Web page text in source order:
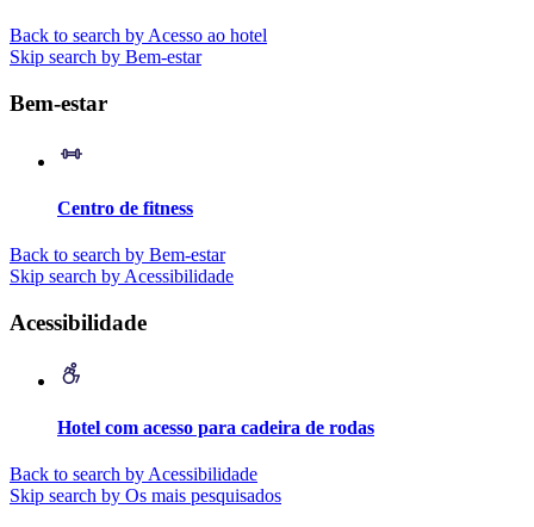
Back to search by Acesso ao hotel
Skip search by Bem-estar
Bem-estar
Centro de fitness
Back to search by Bem-estar
Skip search by Acessibilidade
Acessibilidade
Hotel com acesso para cadeira de rodas
Back to search by Acessibilidade
Skip search by Os mais pesquisados